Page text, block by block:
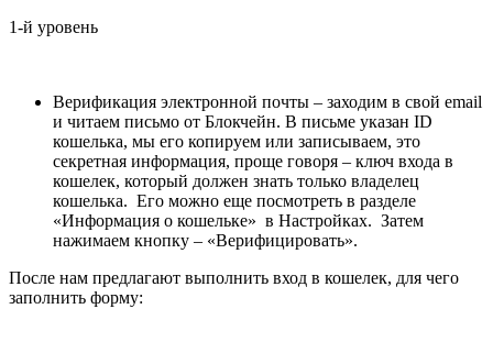
1-й уровень
Верификация электронной почты – заходим в свой email
и читаем письмо от Блокчейн. В письме указан ID
кошелька, мы его копируем или записываем, это
секретная информация, проще говоря – ключ входа в
кошелек, который должен знать только владелец
кошелька. Его можно еще посмотреть в разделе
«Информация о кошельке» в Настройках. Затем
нажимаем кнопку – «Верифицировать».
После нам предлагают выполнить вход в кошелек, для чего
заполнить форму: